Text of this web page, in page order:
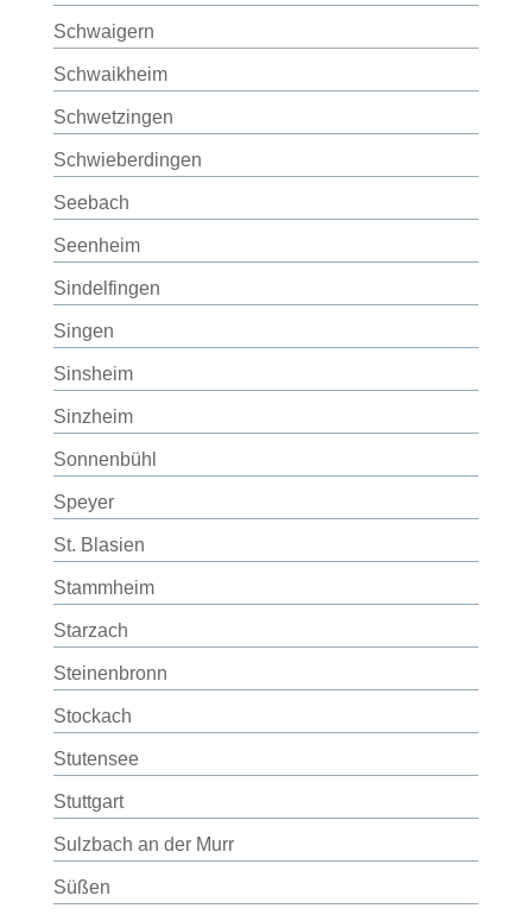
Schwaigern
Schwaikheim
Schwetzingen
Schwieberdingen
Seebach
Seenheim
Sindelfingen
Singen
Sinsheim
Sinzheim
Sonnenbühl
Speyer
St. Blasien
Stammheim
Starzach
Steinenbronn
Stockach
Stutensee
Stuttgart
Sulzbach an der Murr
Süßen